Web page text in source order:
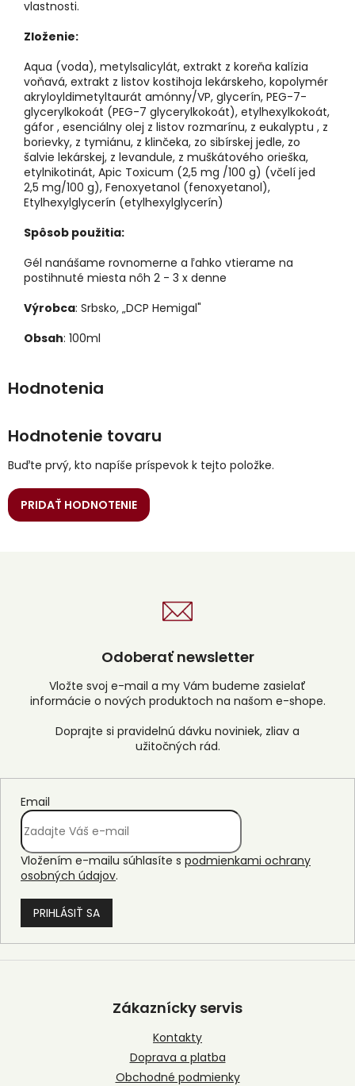
vlastnosti.
Zloženie:
Aqua (voda), metylsalicylát, extrakt z koreňa kalízia
voňavá, extrakt z listov kostihoja lekárskeho, kopolymér
akryloyldimetyltaurát amónny/VP, glycerín, PEG-7-
glycerylkokoát (PEG-7 glycerylkokoát), etylhexylkokoát,
gáfor , esenciálny olej z listov rozmarínu, z eukalyptu , z
borievky, z tymiánu, z klinčeka, zo sibírskej jedle, zo
šalvie lekárskej, z levandule, z muškátového orieška,
etylnikotinát, Apic Toxicum (2,5 mg /100 g) (včelí jed
2,5 mg/100 g), Fenoxyetanol (fenoxyetanol),
Etylhexylglycerín (etylhexylglycerín)
Spôsob použitia:
Gél nanášame rovnomerne a ľahko vtierame na
postihnuté miesta nôh 2 - 3 x denne
Výrobca: Srbsko, „DCP Hemigal"
Obsah: 100ml
Hodnotenie tovaru
Buďte prvý, kto napíše príspevok k tejto položke.
PRIDAŤ HODNOTENIE
Odoberať newsletter
Vložte svoj e-mail a my Vám budeme zasielať
informácie o nových produktoch na našom e-shope.
Email
Vložením e-mailu súhlasíte s podmienkami ochrany
osobných údajov.
PRIHLÁSIŤ SA
Z
Zákaznícky servis
Kontakty
Doprava a platba
Obchodné podmienky